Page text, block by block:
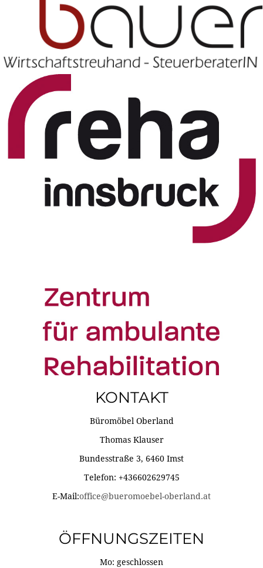
KONTAKT
Büromöbel Oberland
Thomas Klauser
Bundesstraße 3, 6460 Imst
Telefon: +436602629745
E-Mail:office@bueromoebel-oberland.at
ÖFFNUNGSZEITEN
Mo: geschlossen